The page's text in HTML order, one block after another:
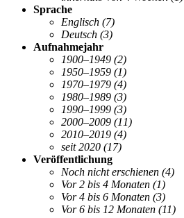
Sprache
Englisch (7)
Deutsch (3)
Aufnahmejahr
1900–1949 (2)
1950–1959 (1)
1970–1979 (4)
1980–1989 (3)
1990–1999 (3)
2000–2009 (11)
2010–2019 (4)
seit 2020 (17)
Veröffentlichung
Noch nicht erschienen (4)
Vor 2 bis 4 Monaten (1)
Vor 4 bis 6 Monaten (3)
Vor 6 bis 12 Monaten (11)